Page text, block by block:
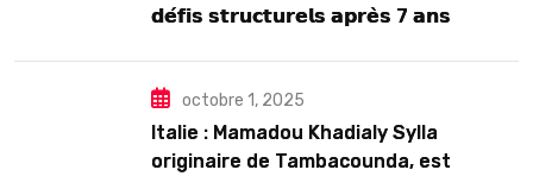
𝗱𝗲́𝗳𝗶𝘀 𝘀𝘁𝗿𝘂𝗰𝘁𝘂𝗿𝗲𝗹𝘀 𝗮𝗽𝗿𝗲̀𝘀 7 𝗮𝗻𝘀
octobre 1, 2025
Italie : Mamadou Khadialy Sylla
originaire de Tambacounda, est